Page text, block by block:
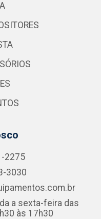
2275
3030
a sexta-feira das
às 17h30